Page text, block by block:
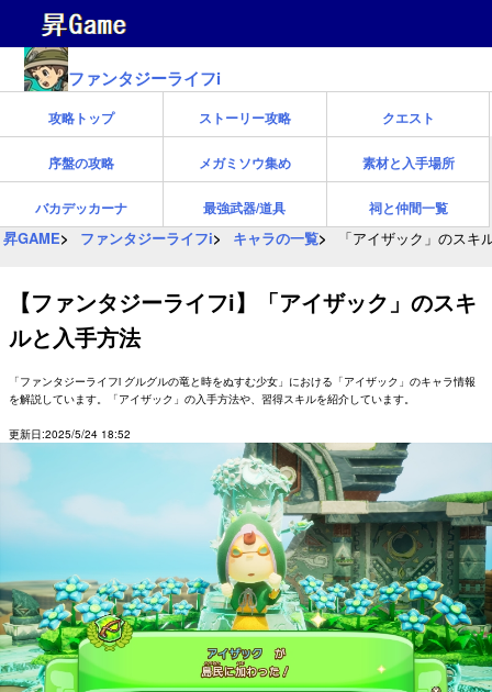
ファンタジーライフi
攻略トップ ストーリー攻略 クエスト
序盤の攻略 メガミソウ集め 素材と入手場所
バカデッカーナ 最強武器/道具 祠と仲間一覧
昇GAME ファンタジーライフi キャラの一覧 「アイザック」のスキ
【ファンタジーライフi】「アイザック」のスキ
ルと入手方法
「ファンタジーライフi グルグルの竜と時をぬすむ少女」における「アイザック」のキャラ情報
を解説しています。「アイザック」の入手方法や、習得スキルを紹介しています。
更新日:2025/5/24 18:52